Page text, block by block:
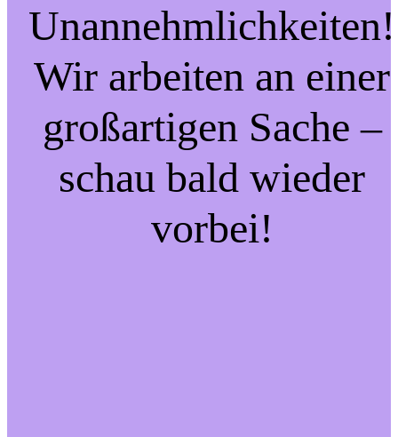
Unannehmlichkeiten!
Wir arbeiten an einer
großartigen Sache –
schau bald wieder
vorbei!